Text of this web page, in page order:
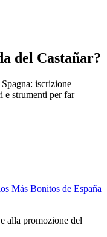
del Castañar?
iscrizione
e strumenti per far
Más Bonitos de España
alla promozione del